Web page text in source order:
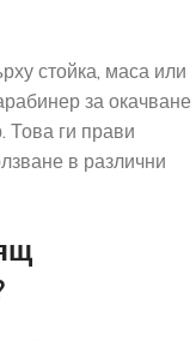
стойка, маса или
за окачване
Това ги прави
в различни